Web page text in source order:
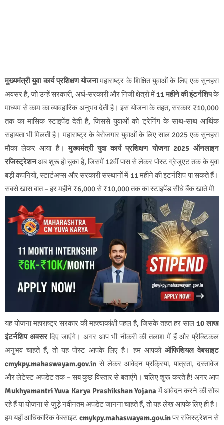
मुख्‍यमंत्री युवा कार्य प्रशिक्षण योजनामहाराष्ट्र के शिक्षित युवाओं के लिए एक सुनहरा
अवसर है, जो उन्हें सरकारी, अर्ध-सरकारी और निजी क्षेत्रों में11 महीने की इंटर्नशिपके
माध्यम से काम का व्यावहारिक अनुभव देती है। इस योजना के तहत, सरकार ₹10,000
तक का मासिक स्टाइपेंड देती है, जिससे युवाओं को ट्रेनिंग के साथ-साथ आर्थिक
सहायता भी मिलती है। महाराष्ट्र के बेरोजगार युवाओं के लिए साल 2025 एक सुनहरा
मौका लेकर आया है।मुख्यमंत्री युवा कार्य प्रशिक्षण योजना 2025 ऑनलाइन
रजिस्ट्रेशनअब शुरू हो चुका है, जिसमें 12वीं पास से लेकर पोस्ट ग्रेजुएट तक के युवा
बड़ी कंपनियों, स्टार्टअप्स और सरकारी संस्थानों में 11 महीने की इंटर्नशिप पा सकते हैं।
सबसे खास बात – हर महीने ₹6,000 से ₹10,000 तक का स्टाइपेंड सीधे बैंक खाते में!
यह योजना महाराष्ट्र सरकार की महत्वाकांक्षी पहल है, जिसके तहत हर साल 10 लाख
इंटर्नशिप अवसरदिए जाएंगे। अगर आप भी नौकरी की तलाश में हैं और प्रैक्टिकल
अनुभव चाहते हैं, तो यह पोस्ट आपके लिए है। हम आपको ऑफिशियल वेबसाइट
cmykpy.mahaswayam.gov.in से लेकर आवेदन प्रक्रिया, पात्रता, दस्तावेज
और लेटेस्ट अपडेट तक – सब कुछ विस्तार से बताएंगे। चलिए शुरू करते हैं! अगर आप
Mukhyamantri Yuva Karya Prashikshan Yojana में आवेदन करने की सोच
रहे हैं या योजना से जुड़े नवीनतम अपडेट जानना चाहते हैं, तो यह लेख आपके लिए ही है।
हम यहाँ आधिकारिक वेबसाइट cmykpy.mahaswayam.gov.inपर रजिस्ट्रेशन से